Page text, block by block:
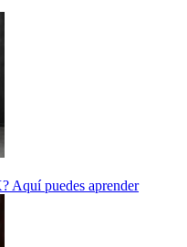
Aquí puedes aprender